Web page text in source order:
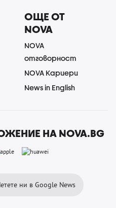
ОЩЕ ОТ
NOVA
NOVA
отговорност
NOVA Кариери
News in English
НА NOVA.BG
ни в Google News